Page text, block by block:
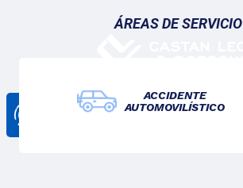
CONTÁCTANOS
ÁREAS DE SERVICIO
ACCIDENTE
AUTOMOVILÍSTICO